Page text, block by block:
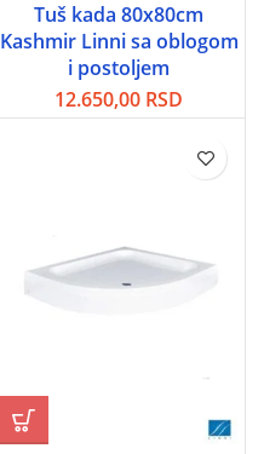
Tuš kada 80x80cm
Kashmir Linni sa oblogom
i postoljem
12.650,00 RSD